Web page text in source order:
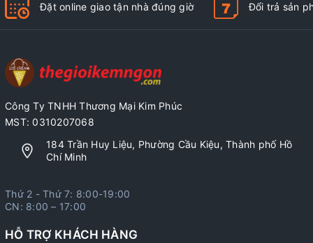
Đặt online giao tận nhà đúng giờ Đổi trả sản
Công Ty TNHH Thương Mại Kim Phúc
MST: 0310207068
184 Trần Huy Liệu, Phường Cầu Kiệu, Thành phố Hồ
Chí Minh
Thứ 2 - Thứ 7: 8:00-19:00
CN: 8:00 – 17:00
HỖ TRỢ KHÁCH HÀNG